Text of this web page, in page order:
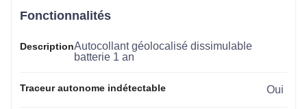
Fonctionnalités
DescriptionAutocollant géolocalisé dissimulable
batterie 1 an
Traceur autonome indétectable Oui